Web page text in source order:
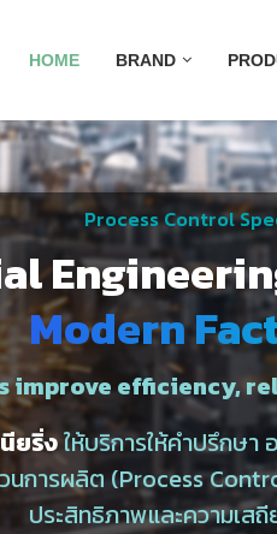
HOME BRAND
Process Control
Modern
improve efficiency,
ยริ่งให้บริการให้คำปรึกษ
นการผลิต (Process
ประสิทธิภาพและความเส